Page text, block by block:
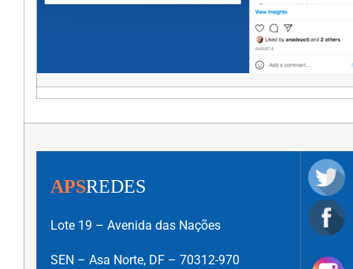
APSREDES
Lote 19 – Avenida das Nações
SEN – Asa Norte, DF – 70312-970